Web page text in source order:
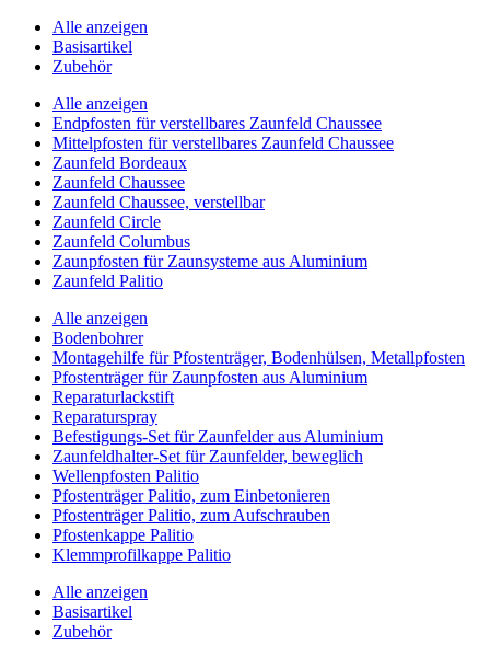
Alle anzeigen
Basisartikel
Zubehör
Alle anzeigen
Endpfosten für verstellbares Zaunfeld Chaussee
Mittelpfosten für verstellbares Zaunfeld Chaussee
Zaunfeld Bordeaux
Zaunfeld Chaussee
Zaunfeld Chaussee, verstellbar
Zaunfeld Circle
Zaunfeld Columbus
Zaunpfosten für Zaunsysteme aus Aluminium
Zaunfeld Palitio
Alle anzeigen
Bodenbohrer
Montagehilfe für Pfostenträger, Bodenhülsen, Metallpfosten
Pfostenträger für Zaunpfosten aus Aluminium
Reparaturlackstift
Reparaturspray
Befestigungs-Set für Zaunfelder aus Aluminium
Zaunfeldhalter-Set für Zaunfelder, beweglich
Wellenpfosten Palitio
Pfostenträger Palitio, zum Einbetonieren
Pfostenträger Palitio, zum Aufschrauben
Pfostenkappe Palitio
Klemmprofilkappe Palitio
Alle anzeigen
Basisartikel
Zubehör